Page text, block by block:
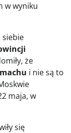
w wyniku
siebie
że
i nie są to
maja, w
się